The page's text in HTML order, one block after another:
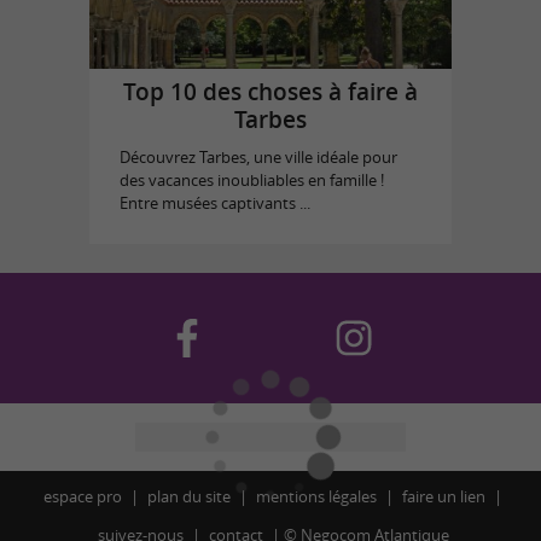
Top 10 des choses à faire à
Tarbes
Découvrez Tarbes, une ville idéale pour
des vacances inoubliables en famille !
Entre musées captivants ...
espace pro plan du site mentions légales
faire un lien
suivez-nous
contact © Negocom Atlantique